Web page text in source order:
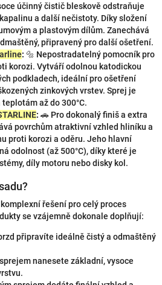
účinný čistič bleskově odstraňuje
a další nečistoty. Díky složení
a plastovým dílům. Zanechává
připravený pro další ošetření.
: 🔩 Nepostradatelný pomocník pro
korozi. Vytváří odolnou katodickou
podkladech, ideální pro ošetření
zinkových vrstev. Sprej je
až do 300°C.
: 🚗 Pro dokonalý finiš a extra
povrchům atraktivní vzhled hliníku a
proti korozi a oděru. Jeho hlavní
odolnost (až 500°C), díky které je
díly motoru nebo disky kol.
řešení pro celý proces
se vzájemně dokonale doplňují:
připravíte ideálně čistý a odmaštěný
nanesete základní, vysoce